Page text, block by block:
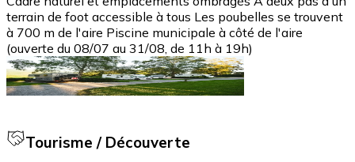
terrain de foot accessible à tous Les poubelles se trouvent
à 700 m de l'aire Piscine municipale à côté de l'aire
(ouverte du 08/07 au 31/08, de 11h à 19h)
Tourisme / Découverte